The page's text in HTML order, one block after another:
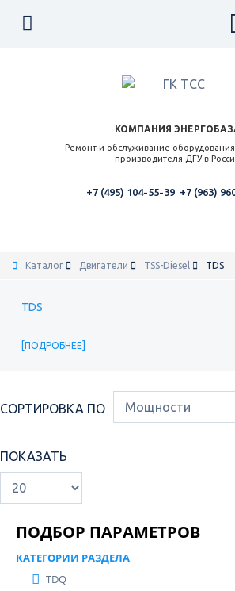
КОМПАНИЯ
Ремонт и обслуживание оборудования
производителя ДГУ в
+7 (495) 104-55-39 +7 (963)
Каталог Двигатели TSS-Diesel TDS
TDS
ПОДРОБНЕЕ
СОРТИРОВКА ПО
ПОКАЗАТЬ
ПОДБОР ПАРАМЕТРОВ
КАТЕГОРИИ РАЗДЕЛА
TDQ